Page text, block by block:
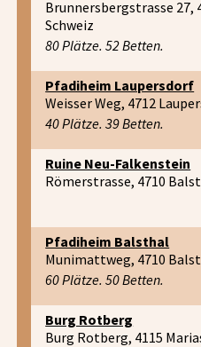
Brunnersbergstrasse 27,
Schweiz
80 Plätze. 52 Betten.
Pfadiheim Laupersdorf
Weisser Weg, 4712
40 Plätze. 39 Betten.
Ruine Neu-Falkenstein
Römerstrasse, 4710
Pfadiheim Balsthal
Munimattweg, 4710
60 Plätze. 50 Betten.
Burg Rotberg
Burg Rotberg, 4115